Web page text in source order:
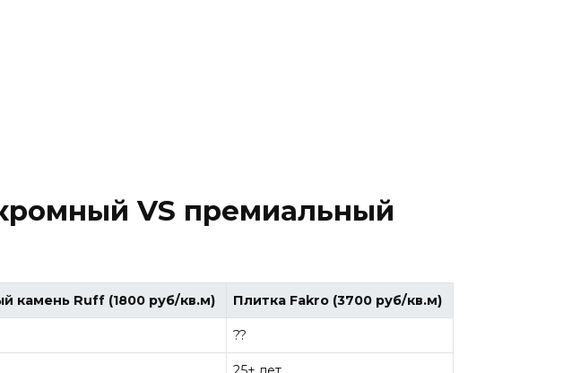
VS премиальный
камень Ruff (1800 руб/кв.м) Плитка Fakro (3700 руб/кв.м)
??